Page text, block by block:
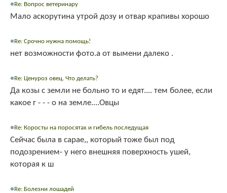
Re: Вопрос ветеринару
Мало аскорутина утрой дозу и отвар крапивы хорошо
Re: Срочно нужна помощь!
нет возможности фото.а от вымени далеко .
Re: Ценуроз овец. Что делать?
Да козы с земли не больно то и едят.... тем более, если
какое г - - - о на земле....Овцы
Re: Коросты на поросятах и гибель последущая
Сейчас была в сарае,, который тоже был под
подозрением- у него внешняя поверхность ушей,
которая к ш
Re: Болезни лошадей